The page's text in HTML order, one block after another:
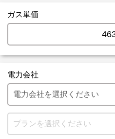
ガス単価
電力会社